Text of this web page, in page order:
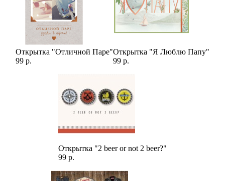
Открытка "Отличной Паре"
99 р.
Открытка "Я Люблю Папу"
99 р.
Открытка "2 beer or not 2 beer?"
99 р.